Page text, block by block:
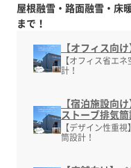
屋根融雪・路面融雪・床
まで！
【オフィス向
【オフィス省エ
計！
【宿泊施設向
ストーブ排気
【デザイン性重
筒設計！